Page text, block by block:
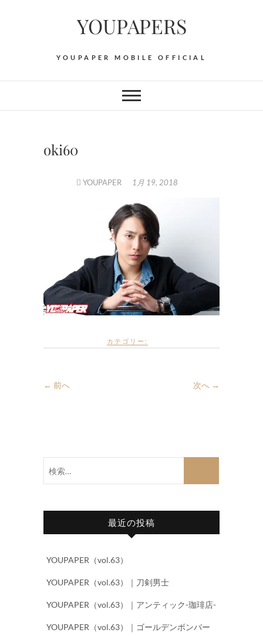
YOUPAPERS
YOUPAPER MOBILE OFFICIAL
oki60
YOUPAPER 1月 19, 2018
カテゴリー:
← 前へ 次へ →
最近の投稿
YOUPAPER（vol.63）
YOUPAPER（vol.63）｜刀剣男士
YOUPAPER（vol.63）｜アンティック-珈琲店-
YOUPAPER（vol.63）｜ゴールデンボンバー